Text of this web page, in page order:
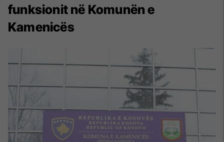
funksionit në Komunën e
Kamenicës